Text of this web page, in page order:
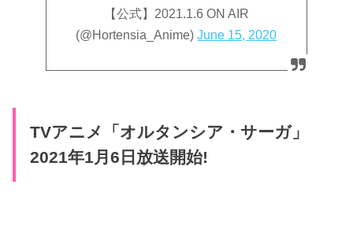
【公式】2021.1.6 ON AIR
(@Hortensia_Anime)June 15, 2020
TVアニメ「オルタンシア・サーガ」
2021年1月6日放送開始!